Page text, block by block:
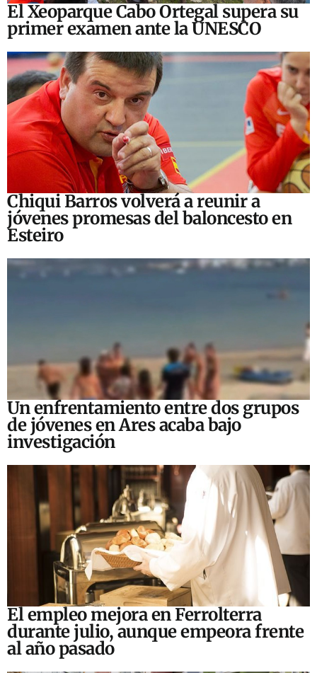
El Xeoparque Cabo Ortegal supera su
primer examen ante la UNESCO
Chiqui Barros volverá a reunir a
jóvenes promesas del baloncesto en
Esteiro
Un enfrentamiento entre dos grupos
de jóvenes en Ares acaba bajo
investigación
El empleo mejora en Ferrolterra
durante julio, aunque empeora frente
al año pasado